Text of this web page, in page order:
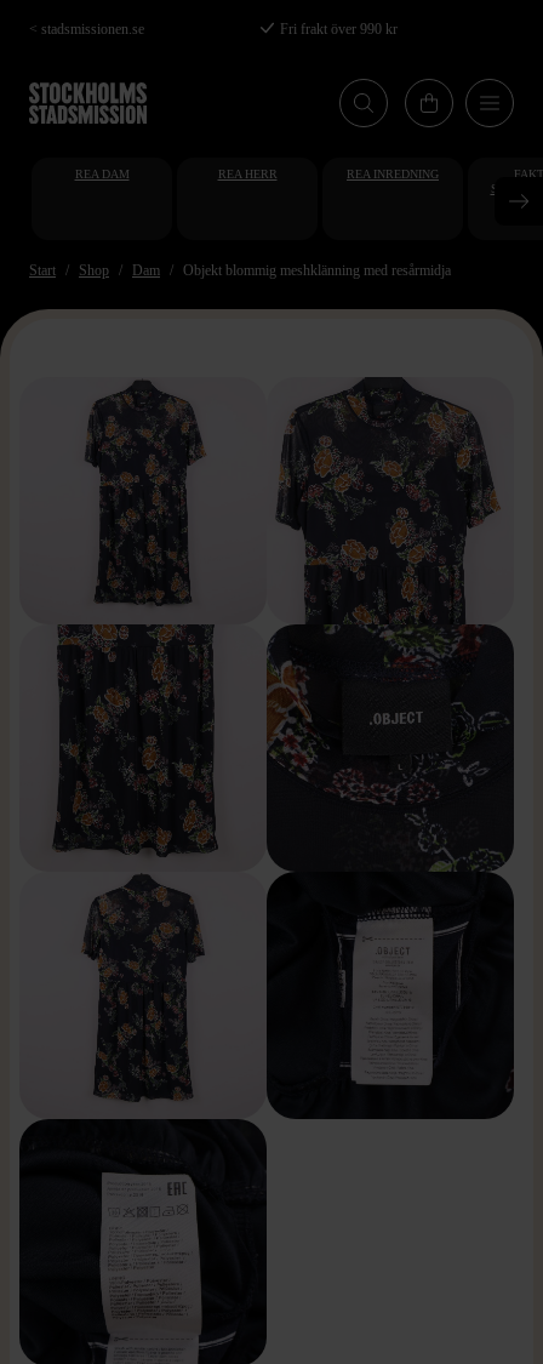
Hoppa
till
huvudinnehåll
< stadsmissionen.se Fri frakt över 990 kr
REA DAM REA HERR REA INREDNING
Start Shop Dam Objekt blommig meshklänning med resårmidja